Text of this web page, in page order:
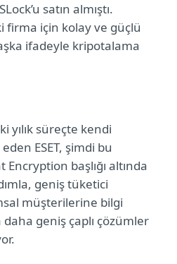
satın almıştı.
firma için kolay ve güçlü
ifadeyle kripotalama
yılık süreçte kendi
ESET, şimdi bu
Encryption başlığı altında
geniş tüketici
müşterilerine bilgi
geniş çaplı çözümler